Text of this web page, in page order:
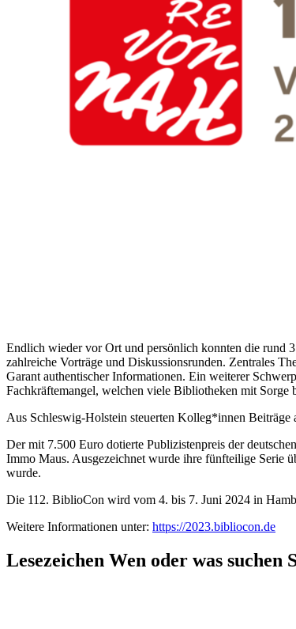
Endlich wieder vor Ort und persönlich konnten die rund
zahlreiche Vorträge und Diskussionsrunden. Zentrales
Garant authentischer Informationen. Ein weiterer
Fachkräftemangel, welchen viele Bibliotheken mit Sorge
Aus Schleswig-Holstein steuerten Kolleg*innen Beiträge
Der mit 7.500 Euro dotierte Publizistenpreis der
Immo Maus. Ausgezeichnet wurde ihre fünfteilige Serie
wurde.
Die 112. BiblioCon wird vom 4. bis 7. Juni 2024 in
Weitere Informationen unter: https://2023.bibliocon.de
Lesezeichen Wen oder was suchen